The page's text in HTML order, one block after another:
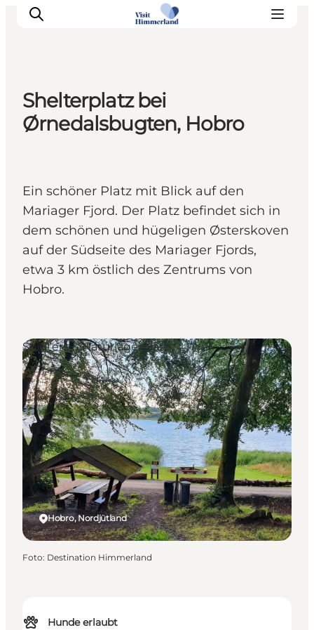
Erlebnisse
Reiseplanung
Praktische Informationen
Shelterplatz bei
Ørnedalsbugten, Hobro
Ein schöner Platz mit Blick auf den
Mariager Fjord. Der Platz befindet sich in
dem schönen und hügeligen Østerskoven
auf der Südseite des Mariager Fjords,
etwa 3 km östlich des Zentrums von
Hobro.
Hunde erlaubt
Hobro, Nordjütland
Shelters & Naturlagerplätze
Foto: Destination Himmerland